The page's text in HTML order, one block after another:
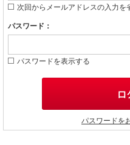
次回からメールアドレスの入力を
パスワード：
パスワードを表示する
パスワードを